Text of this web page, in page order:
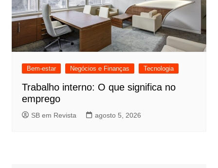
Bem-estar Negócios e Finanças Tecnologia
Trabalho interno: O que significa no
emprego
SB em Revista agosto 5, 2026